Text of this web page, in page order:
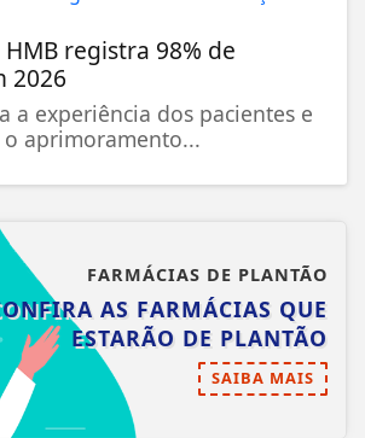
registra 98% de
2026
a experiência dos pacientes e
aprimoramento...
FARMÁCIAS DE PLANTÃO
AS FARMÁCIAS QUE
ESTARÃO DE PLANTÃO
SAIBA MAIS